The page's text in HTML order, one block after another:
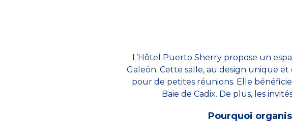
L’Hôtel Puerto Sherry propose un
Galeón. Cette salle, au design unique
pour de petites réunions. Elle
Baie de Cadix. De plus, les
Pourquoi